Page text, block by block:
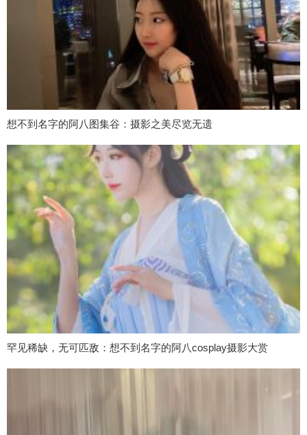
想不到名字的阿八图集谷：摄影之美尽览无遗
罕见稀缺，无可匹敌：想不到名字的阿八cosplay摄影大赏